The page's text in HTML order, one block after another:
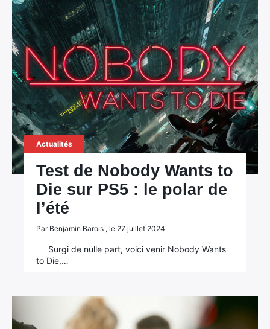
Actualités
Test de Nobody Wants to
Die sur PS5 : le polar de
l’été
Par Benjamin Barois , le 27 juillet 2024
Surgi de nulle part, voici venir Nobody Wants
to Die,…